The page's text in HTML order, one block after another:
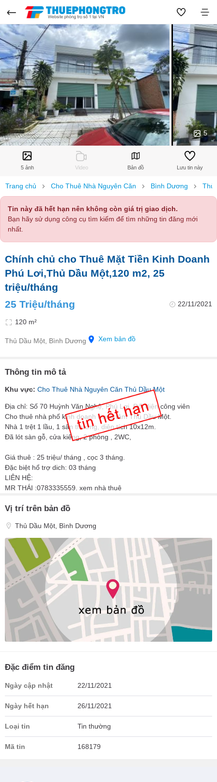
5
5 ảnh Video Bản đồ Lưu tin này
Trang chủ Cho Thuê Nhà Nguyên Căn Bình Dương Thủ
Tin này đã hết hạn nên không còn giá trị giao dịch.
Bạn hãy sử dụng công cụ tìm kiếm để tìm những tin đăng mới
nhất.
Chính chủ cho Thuê Mặt Tiền Kinh Doanh
Phú Lơi,Thủ Dầu Một,120 m2, 25
triệu/tháng
25 Triệu/tháng
22/11/2021
120 m²
Thủ Dầu Một, Bình Dương Xem bản đồ
Thông tin mô tả
Khu vực: Cho Thuê Nhà Nguyên Căn Thủ Dầu Một
Địa chỉ: Số 70 Huỳnh Văn Nghệ, Phú Lợi. Đối diện công viên
Cho thuê nhà phố kinh doanh trung tâm Thủ Dầu Một.
Nhà 1 trệt 1 lầu, 1 sân thương, diện tích 10x12m.
Đã lót sàn gỗ, cửa kiếng, 2 phòng , 2WC,
Giá thuê : 25 triệu/ tháng , cọc 3 tháng.
Đặc biệt hổ trợ dich: 03 tháng
LIÊN HỆ:
MR THÁI :0783335559. xem nhà thuê
Vị trí trên bản đồ
Thủ Dầu Một, Bình Dương
Đặc điểm tin đăng
Ngày cập nhật 22/11/2021
Ngày hết hạn 26/11/2021
Loại tin Tin thường
Mã tin 168179